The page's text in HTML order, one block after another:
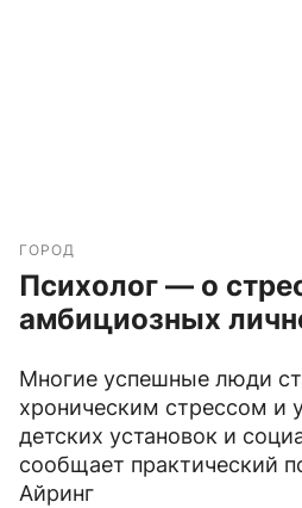
ГОРОД
Психолог — о
амбициозных
Многие успешные люди
хроническим стрессом и
детских установок и
сообщает практический
Айринг